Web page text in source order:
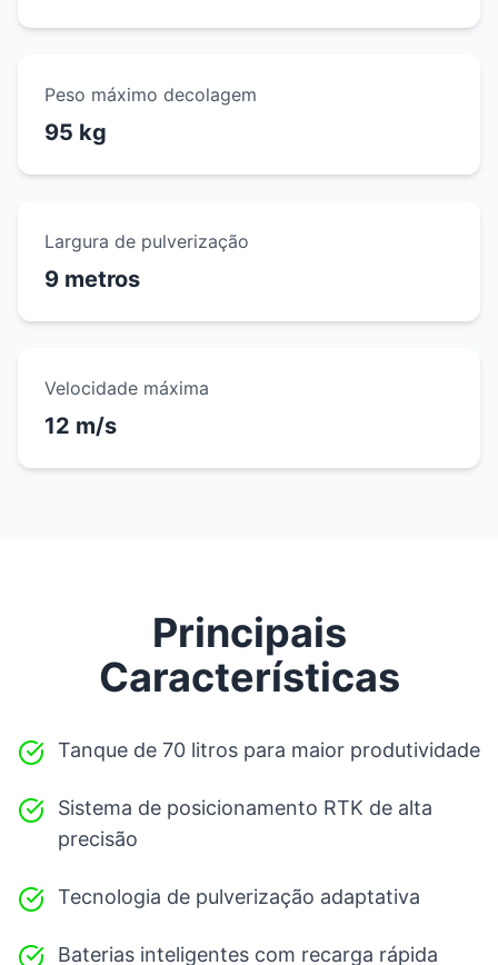
Peso máximo decolagem
95 kg
Largura de pulverização
9 metros
Velocidade máxima
12 m/s
Principais
Características
Tanque de 70 litros para maior produtividade
Sistema de posicionamento RTK de alta
precisão
Tecnologia de pulverização adaptativa
Baterias inteligentes com recarga rápida